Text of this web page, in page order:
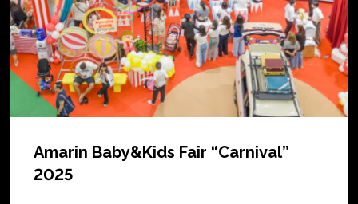
Amarin Baby&Kids Fair “Carnival”
2025